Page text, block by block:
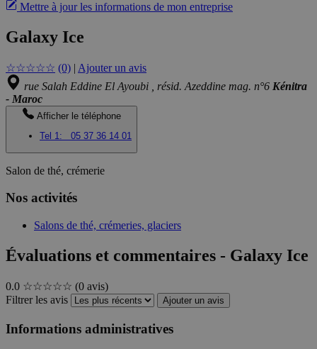
Mettre à jour les informations de mon entreprise
Galaxy Ice
☆☆☆☆☆ (0) | Ajouter un avis
rue Salah Eddine El Ayoubi , résid. Azeddine mag. n°6 Kénitra
- Maroc
Afficher le téléphone
Tel 1:
05 37 36 14 01
Salon de thé, crémerie
Nos activités
Salons de thé, crémeries, glaciers
Évaluations et commentaires - Galaxy Ice
0.0 ☆☆☆☆☆ (0 avis)
Filtrer les avis
Ajouter un avis
Informations administratives